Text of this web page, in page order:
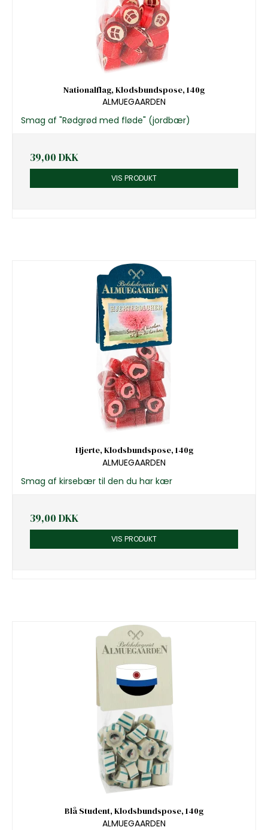
Nationalflag, Klodsbundspose, 140g
ALMUEGAARDEN
Smag af "Rødgrød med fløde" (jordbær)
39,00 DKK
VIS PRODUKT
Hjerte, Klodsbundspose, 140g
ALMUEGAARDEN
Smag af kirsebær til den du har kær
39,00 DKK
VIS PRODUKT
Blå Student, Klodsbundspose, 140g
ALMUEGAARDEN